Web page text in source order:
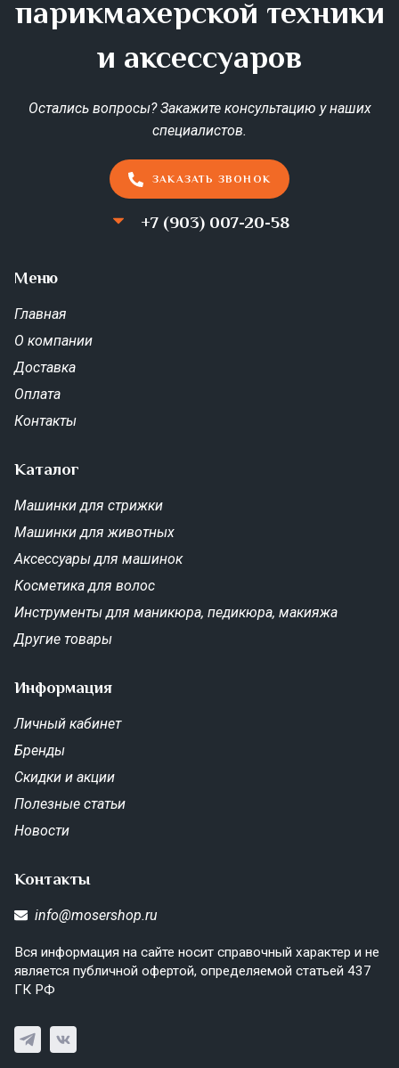
парикмахерской техники
и аксессуаров
Остались вопросы? Закажите консультацию у наших
специалистов.
ЗАКАЗАТЬ ЗВОНОК
+7 (903) 007-20-58
Меню
Главная
О компании
Доставка
Оплата
Контакты
Каталог
Машинки для стрижки
Машинки для животных
Аксессуары для машинок
Косметика для волос
Инструменты для маникюра, педикюра, макияжа
Другие товары
Информация
Личный кабинет
Бренды
Скидки и акции
Полезные статьи
Новости
Контакты
info@mosershop.ru
Вся информация на сайте носит справочный характер и не
является публичной офертой, определяемой статьей 437
ГК РФ